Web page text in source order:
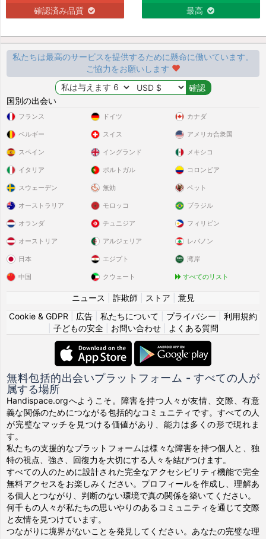
確認済み品質 最高
私たちは最高のサービスを提供するために懸命に働いています。
ご協力をお願いします
国別の出会い
フランス
ベルギー
スペイン
イタリア
スウェーデン
ドイツ
スイス
イングランド
ポルトガル
無効
カナダ
アメリカ合衆国
メキシコ
コロンビア
ペット
オーストラリア
オランダ
オーストリア
日本
中国
モロッコ
チュニジア
アルジェリア
エジプト
クウェート
ブラジル
フィリピン
レバノン
湾岸
すべてのリスト
ニュース 詐欺師 ストア
意見
Cookie & GDPR
広告 私たちについて プライバシー
利用規約
子どもの安全| お問い合わせ| よくある質問
無料包括的出会いプラットフォーム - すべての人が
属する場所
Handispace.orgへようこそ。障害を持つ人々が友情、交際、有意
義な関係のためにつながる包括的なコミュニティです。すべての人
が完璧なマッチを見つける価値があり、能力は多くの形で現れま
す。
私たちの支援的なプラットフォームは様々な障害を持つ個人と、独
特の視点、強さ、回復力を大切にする人々を結びつけます。
すべての人のために設計された完全なアクセシビリティ機能で完全
無料アクセスをお楽しみください。プロフィールを作成し、理解あ
る個人とつながり、判断のない環境で真の関係を築いてください。
何千もの人々が私たちの思いやりのあるコミュニティを通じて交際
と友情を見つけています。
つながりに境界がないことを発見してください。あなたの完璧な理